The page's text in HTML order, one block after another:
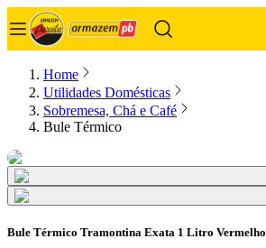
Home
Utilidades Domésticas
Sobremesa, Chá e Café
Bule Térmico
Bule Térmico Tramontina Exata 1 Litro Vermelho